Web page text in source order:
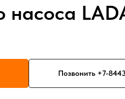
насоса
Позвонить +7-